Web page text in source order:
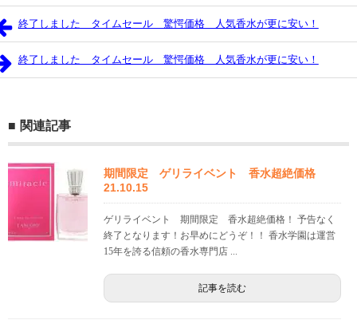
終了しました タイムセール 驚愕価格 人気香水が更に安い！
終了しました タイムセール 驚愕価格 人気香水が更に安い！
関連記事
期間限定 ゲリライベント 香水超絶価格
21.10.15
ゲリライベント 期間限定 香水超絶価格！ 予告なく
終了となります！お早めにどうぞ！！ 香水学園は運営
15年を誇る信頼の香水専門店 ...
記事を読む